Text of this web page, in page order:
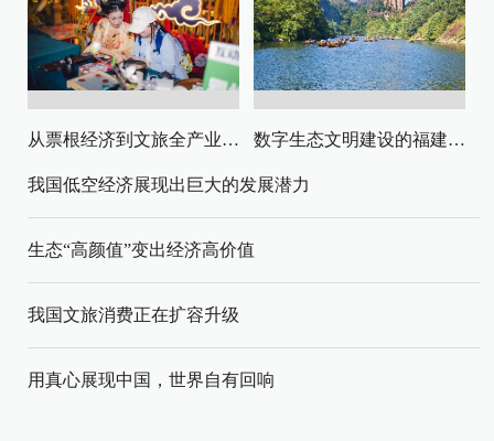
从票根经济到文旅全产业链升级 数字生态文明建设的福建路径与启示
我国低空经济展现出巨大的发展潜力
生态“高颜值”变出经济高价值
我国文旅消费正在扩容升级
用真心展现中国，世界自有回响